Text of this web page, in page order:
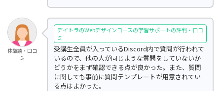
体験談・口コ
ミ
デイトラのWebデザインコースの学習サポートの評判・口コ
ミ
受講生全員が入っているDiscord内で質問が行われて
いるので、他の人が同じような質問をしていないか
どうかをまず確認できる点が良かった。また、質問
に関しても事前に質問テンプレートが用意されてい
る点はよかった。